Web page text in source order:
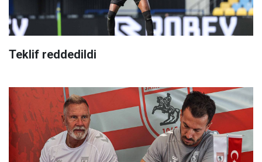
Teklif reddedildi